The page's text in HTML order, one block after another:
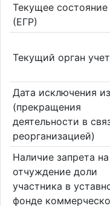
Текущее состояние
(ЕГР)
Текущий орган
Дата исключения
(прекращения
деятельности в
реорганизацией)
Наличие запрета на
отчуждение доли
участника в
фонде